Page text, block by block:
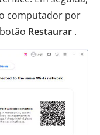
computador por
Restaurar .